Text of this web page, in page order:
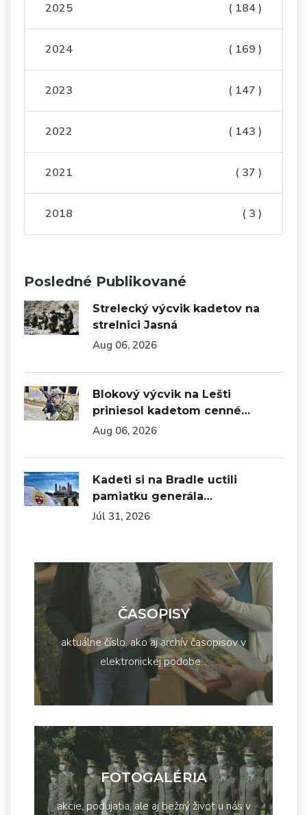
2025 ( 184 )
2024 ( 169 )
2023 ( 147 )
2022 ( 143 )
2021 ( 37 )
2018 ( 3 )
Posledné Publikované
Strelecký výcvik kadetov na
strelnici Jasná
Aug 06, 2026
Blokový výcvik na Lešti
priniesol kadetom cenné…
Aug 06, 2026
Kadeti si na Bradle uctili
pamiatku generála…
Júl 31, 2026
ČASOPISY
aktuálne číslo, ako aj archív časopisov v
elektronickej podobe...
FOTOGALÉRIA
akcie, podujatia, ale aj bežný život u nás v